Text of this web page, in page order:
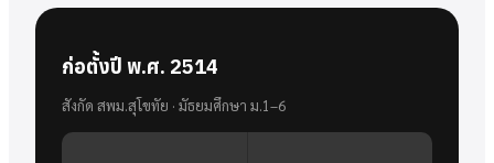
ก่อตั้งปี พ.ศ. 2514
สังกัด สพม.สุโขทัย · มัธยมศึกษา ม.1–6